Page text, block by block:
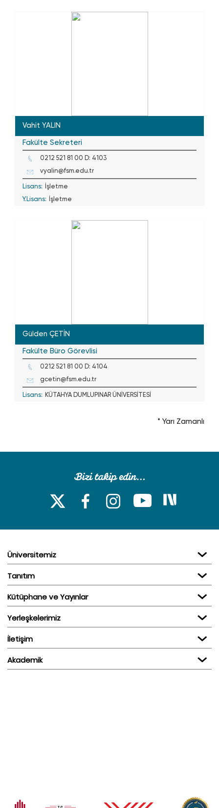
Vahit YALIN
Fakülte Sekreteri
0212 521 81 00 D: 4103
vyalin@fsm.edu.tr
Lisans: İşletme
Y.Lisans: İşletme
Gülden ÇETİN
Fakülte Büro Görevlisi
0212 521 81 00 D: 4104
gcetin@fsm.edu.tr
Lisans: KÜTAHYA DUMLUPINAR ÜNİVERSİTESİ
* Yarı Zamanlı
Üniversitemiz
Tanıtım
Kütüphane ve Yayınlar
Yerleşkelerimiz
İletişim
Akademik